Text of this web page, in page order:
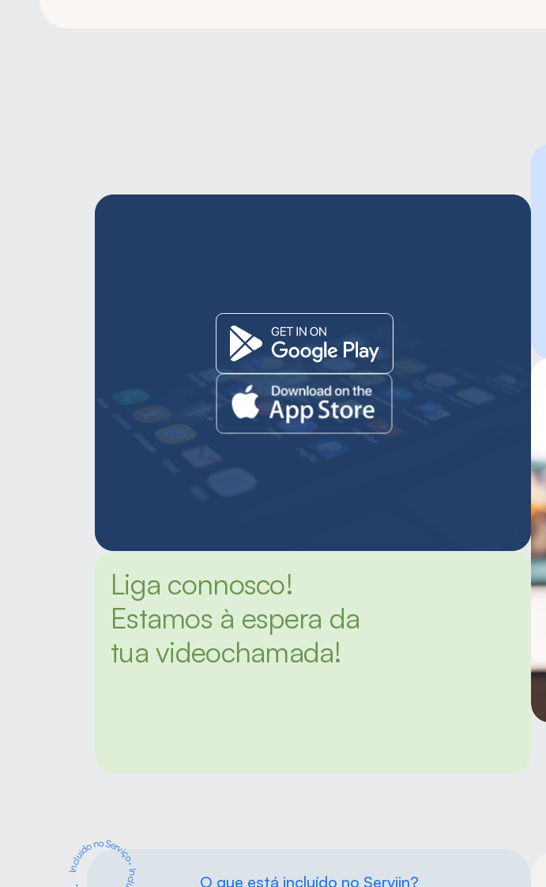
Liga connosco!
Estamos à espera da
tua videochamada!
O que está incluído no Serviin?
Incluído no Serviço·